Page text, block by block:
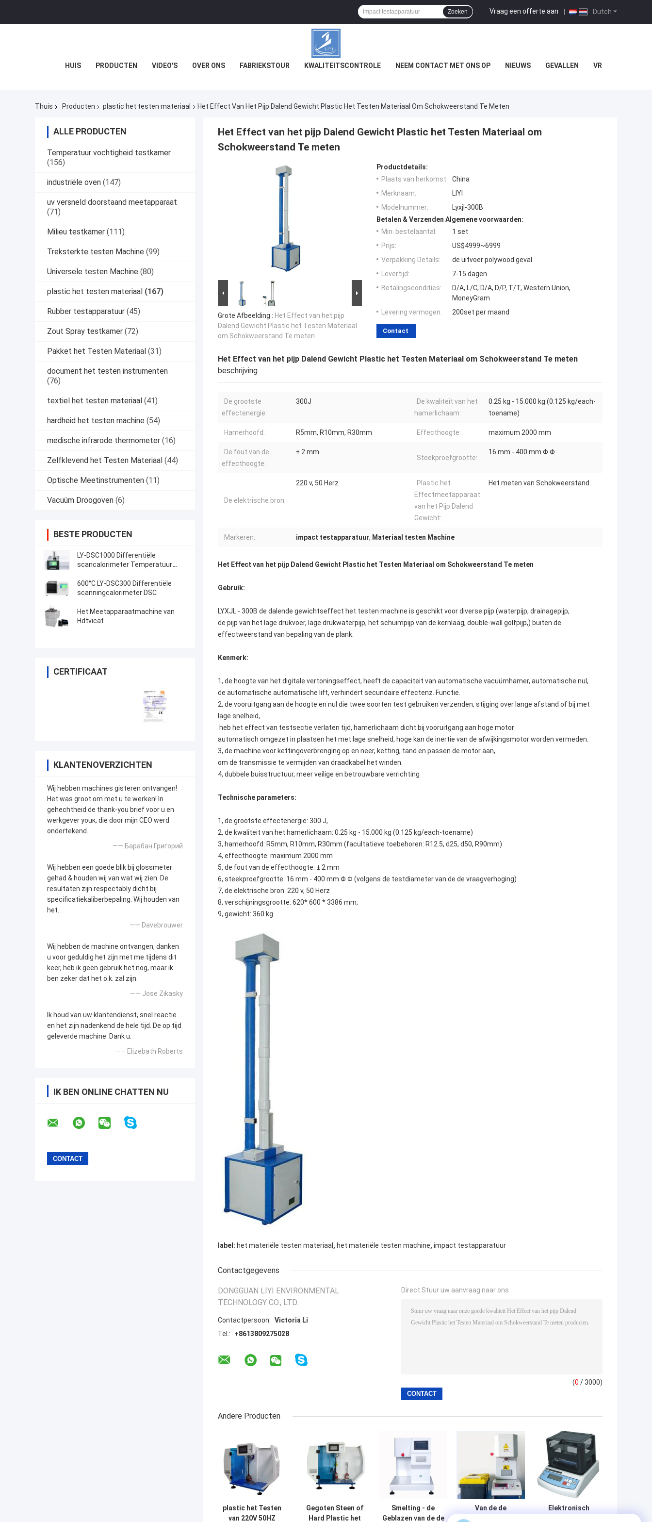
Dutch
Vraag een offerte aan |
Zoeken
HUIS PRODUCTEN VIDEO'S OVER ONS FABRIEKSTOUR KWALITEITSCONTROLE NEEM CONTACT MET ONS OP NIEUWS GEVALLEN VR
Thuis Producten plastic het testen materiaal Het Effect Van Het Pijp Dalend Gewicht Plastic Het Testen Materiaal Om Schokweerstand Te Meten
ALLE PRODUCTEN
Temperatuur vochtigheid testkamer
(156)
industriële oven (147)
uv versneld doorstaand meetapparaat
(71)
Milieu testkamer (111)
Treksterkte testen Machine (99)
Universele testen Machine (80)
plastic het testen materiaal (167)
Rubber testapparatuur (45)
Zout Spray testkamer (72)
Pakket het Testen Materiaal (31)
document het testen instrumenten
(76)
textiel het testen materiaal (41)
hardheid het testen machine (54)
medische infrarode thermometer (16)
Zelfklevend het Testen Materiaal (44)
Optische Meetinstrumenten (11)
Vacuüm Droogoven (6)
BESTE PRODUCTEN
LY-DSC1000 Differentiële
scancalorimeter Temperatuur
600°C LY-DSC300 Differentiële
scanningcalorimeter DSC
Het Meetapparaatmachine van
Hdtvicat
CERTIFICAAT
KLANTENOVERZICHTEN
Wij hebben machines gisteren ontvangen!
Het was groot om met u te werken! In
gehechtheid de thank-you brief voor u en
werkgever youк, die door mijn CEO werd
ondertekend.
—— Барабан Григорий
Wij hebben een goede blik bij glossmeter
gehad & houden wij van wat wij zien. De
resultaten zijn respectably dicht bij
specificatiekaliberbepaling. Wij houden van
het.
—— Davebrouwer
Wij hebben de machine ontvangen, danken
u voor geduldig het zijn met me tijdens dit
keer, heb ik geen gebruik het nog, maar ik
ben zeker dat het o.k. zal zijn.
—— Jose Zikasky
Ik houd van uw klantendienst, snel reactie
en het zijn nadenkend de hele tijd. De op tijd
geleverde machine. Dank u.
—— Elizebath Roberts
IK BEN ONLINE CHATTEN NU
Het Effect van het pijp Dalend Gewicht Plastic het Testen Materiaal om
Schokweerstand Te meten
Grote Afbeelding : Het Effect van het pijp
Dalend Gewicht Plastic het Testen Materiaal
om Schokweerstand Te meten
Productdetails:
Plaats van herkomst:
China
Merknaam:
LIYI
Modelnummer:
Lyxjl-300B
Betalen & Verzenden Algemene voorwaarden:
Min. bestelaantal:
1 set
Prijs:
US$4999~6999
Verpakking Details:
de uitvoer polywood geval
Levertijd:
7-15 dagen
Betalingscondities:
D/A, L/C, D/A, D/P, T/T, Western Union,
MoneyGram
Levering vermogen:
200set per maand
Contact
Het Effect van het pijp Dalend Gewicht Plastic het Testen Materiaal om Schokweerstand Te meten
beschrijving
De grootste
effectenergie:
300J
De kwaliteit van het
hamerlichaam:
0.25 kg - 15.000 kg (0.125 kg/each-
toename)
Hamerhoofd: R5mm, R10mm, R30mm Effecthoogte: maximum 2000 mm
De fout van de
effecthoogte:
± 2 mm
Steekproefgrootte:
16 mm - 400 mm Φ Φ
De elektrische bron:
220 v, 50 Herz
Plastic het
Effectmeetapparaat
van het Pijp Dalend
Gewicht:
Het meten van Schokweerstand
Markeren: impact testapparatuur, Materiaal testen Machine
Het Effect van het pijp Dalend Gewicht Plastic het Testen Materiaal om Schokweerstand Te meten
Gebruik:
LYXJL - 300B de dalende gewichtseffect het testen machine is geschikt voor diverse pijp (waterpijp, drainagepijp,
de pijp van het lage drukvoer, lage drukwaterpijp, het schuimpijp van de kernlaag, double-wall golfpijp,) buiten de
effectweerstand van bepaling van de plank.
Kenmerk:
1, de hoogte van het digitale vertoningseffect, heeft de capaciteit van automatische vacuümhamer, automatische nul,
de automatische automatische lift, verhindert secundaire effectenz. Functie.
2, de vooruitgang aan de hoogte en nul die twee soorten test gebruiken verzenden, stijging over lange afstand of bij met
lage snelheid,
heb het effect van testsectie verlaten tijd, hamerlichaam dicht bij vooruitgang aan hoge motor
automatisch omgezet in plaatsen het met lage snelheid, hoge kan de inertie van de afwijkingsmotor worden vermeden.
3, de machine voor kettingoverbrenging op en neer, ketting, tand en passen de motor aan,
om de transmissie te vermijden van draadkabel het winden.
4, dubbele buisstructuur, meer veilige en betrouwbare verrichting
Technische parameters:
1, de grootste effectenergie: 300 J,
2, de kwaliteit van het hamerlichaam: 0.25 kg - 15.000 kg (0.125 kg/each-toename)
3, hamerhoofd: R5mm, R10mm, R30mm (facultatieve toebehoren: R12.5, d25, d50, R90mm)
4, effecthoogte: maximum 2000 mm
5, de fout van de effecthoogte: ± 2 mm
6, steekproefgrootte: 16 mm - 400 mm Φ Φ (volgens de testdiameter van de de vraagverhoging)
7, de elektrische bron: 220 v, 50 Herz
8, verschijningsgrootte: 620* 600 * 3386 mm,
9, gewicht: 360 kg
label: het materiële testen materiaal , het materiële testen machine, impact testapparatuur
Contactgegevens
DONGGUAN LIYI ENVIRONMENTAL
TECHNOLOGY CO., LTD.
Contactpersoon: Victoria Li
Tel.:
+8613809275028
Direct Stuur uw aanvraag naar ons
(0 / 3000)
Andere Producten
plastic het Testen
van 220V 50HZ
Gegoten Steen of
Hard Plastic het
Smelting - de
Geblazen van de de
Van de de
Smeltingsstroom
Elektronisch